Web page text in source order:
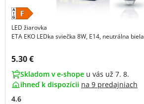
LED žiarovka
ETA EKO LEDka sviečka 8W, E14, neutrálna biela
Cena s DPH:
5.30 €
Skladom v e-shope u vás už 7. 8.
ihneď k dispozícii na 9 predajniach
4.6